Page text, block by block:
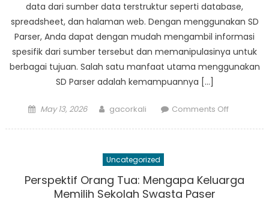
data dari sumber data terstruktur seperti database,
spreadsheet, dan halaman web. Dengan menggunakan SD
Parser, Anda dapat dengan mudah mengambil informasi
spesifik dari sumber tersebut dan memanipulasinya untuk
berbagai tujuan. Salah satu manfaat utama menggunakan
SD Parser adalah kemampuannya […]
Posted
May 13, 2026 Author
gacorkali Comments Offon
Yang
Perlu
Uncategorized
Perspektif Orang Tua: Mengapa Keluarga
Memilih Sekolah Swasta Paser